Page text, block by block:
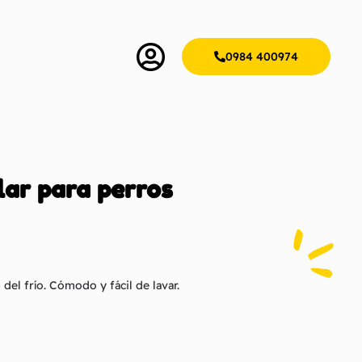
0984 400974
para perros
frío. Cómodo y fácil de lavar.